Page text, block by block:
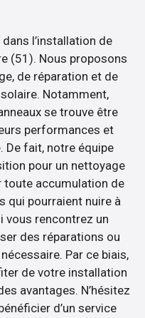
l’installation de
(51). Nous proposons
de réparation et de
Notamment,
se trouve être
performances et
De fait, notre équipe
pour un nettoyage
toute accumulation de
qui pourraient nuire à
vous rencontrez un
des réparations ou
Par ce biais,
de votre installation
avantages. N’hésitez
d’un service